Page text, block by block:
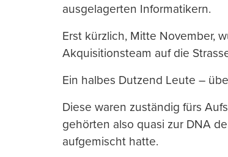
ausgelagerten Informatikern.
Erst kürzlich, Mitte November,
Akquisitionsteam auf die
Ein halbes Dutzend Leute –
Diese waren zuständig fürs
gehörten also quasi zur DNA
aufgemischt hatte.